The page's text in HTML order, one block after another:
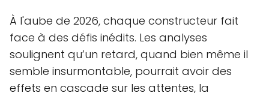
À l'aube de 2026, chaque constructeur fait
face à des défis inédits. Les analyses
soulignent qu’un retard, quand bien même il
semble insurmontable, pourrait avoir des
effets en cascade sur les attentes, la